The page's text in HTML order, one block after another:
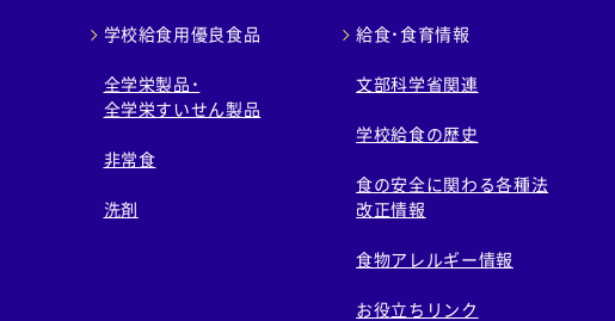
学校給食用優良食品
全学栄製品・
全学栄すいせん製品
非常食
洗剤
給食・食育情報
文部科学省関連
学校給食の歴史
食の安全に関わる各種法
改正情報
食物アレルギー情報
お役立ちリンク